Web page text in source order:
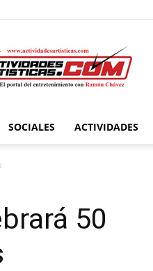
Actividadesartisticas.com
SOCIALES ACTIVIDADES
50